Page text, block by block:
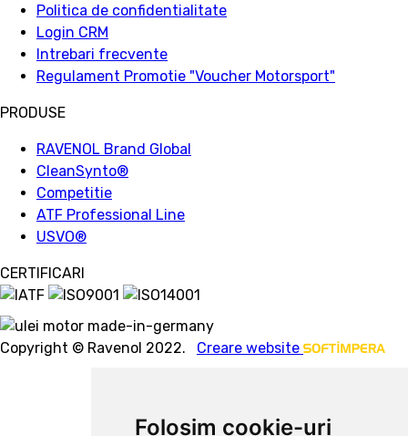
Folosim cookie-uri
Politica de confidentialitate
Login CRM
Intrebari frecvente
Regulament Promotie "Voucher Motorsport"
PRODUSE
RAVENOL Brand Global
CleanSynto®
Competitie
ATF Professional Line
USVO®
CERTIFICARI
Copyright © Ravenol 2022. Creare website